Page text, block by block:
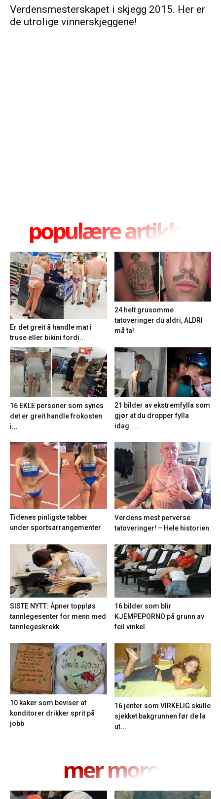
Verdensmesterskapet i skjegg 2015. Her er
de utrolige vinnerskjeggene!
populære artikler
Er det greit å handle mat i
truse eller bikini fordi...
24 helt grusomme
tatoveringer du aldri, ALDRI
må ta!
16 EKLE personer som synes
det er greit handle frokosten
i...
21 bilder av ekstremfylla som
gjør at du dropper fylla
idag.....
Tidenes pinligste tabber
under sportsarrangementer
Verdens mest perverse
tatoveringer! – Hele historien
SISTE NYTT: Åpner toppløs
tannlegesenter for menn med
tannlegeskrekk
16 bilder som blir
KJEMPEPORNO på grunn av
feil vinkel
10 kaker som beviser at
konditorer drikker sprit på
jobb
16 jenter som VIRKELIG skulle
sjekket bakgrunnen før de la
ut...
mer moro